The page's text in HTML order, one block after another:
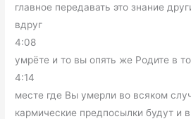
главное передавать это знание
вдруг
4:08
умрёте и то вы опять же Родите в
4:14
месте где Вы умерли во всяком
кармические предпосылки будут и